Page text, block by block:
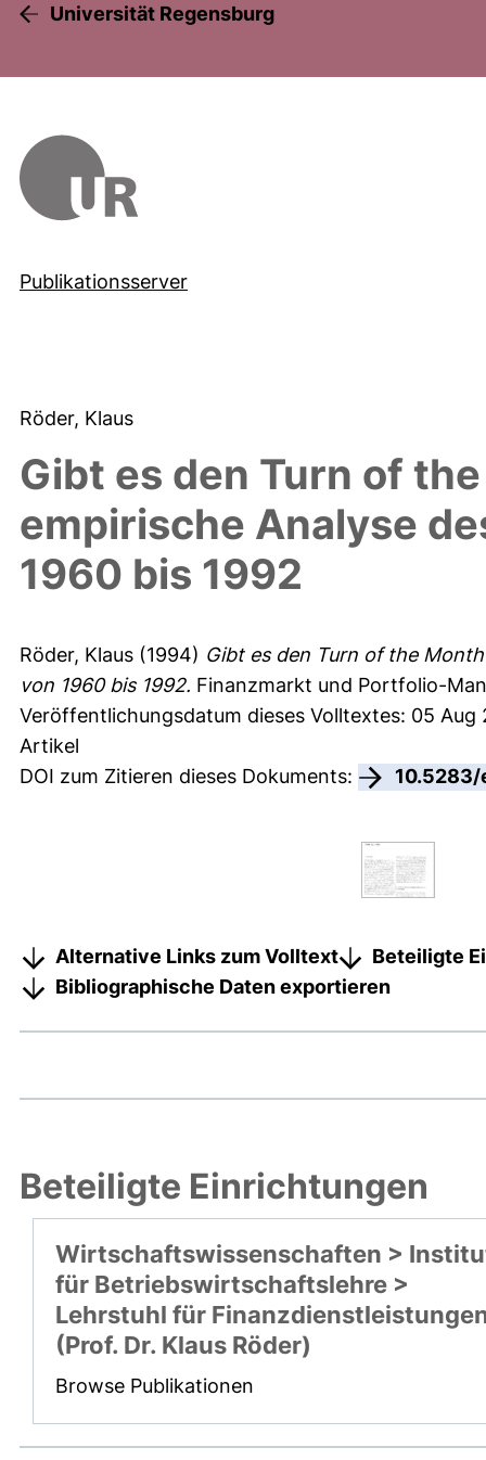
Universität Regensburg
Publikationsserver
Röder, Klaus
Gibt es den Turn of
empirische Analyse
1960 bis 1992
Röder, Klaus (1994) Gibt es den Turn of the
von 1960 bis 1992. Finanzmarkt und Portfolio-
Veröffentlichungsdatum dieses Volltextes: 05 Aug
Artikel
DOI zum Zitieren dieses Dokuments:
10.5283/
Alternative Links zum Volltext
Beteiligte
Bibliographische Daten exportieren
Beteiligte Einrichtungen
Wirtschaftswissenschaften >
für Betriebswirtschaftslehre >
Lehrstuhl für
(Prof. Dr. Klaus Röder)
Browse Publikationen